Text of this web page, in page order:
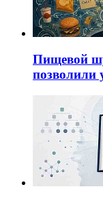
Пищевой
позволили